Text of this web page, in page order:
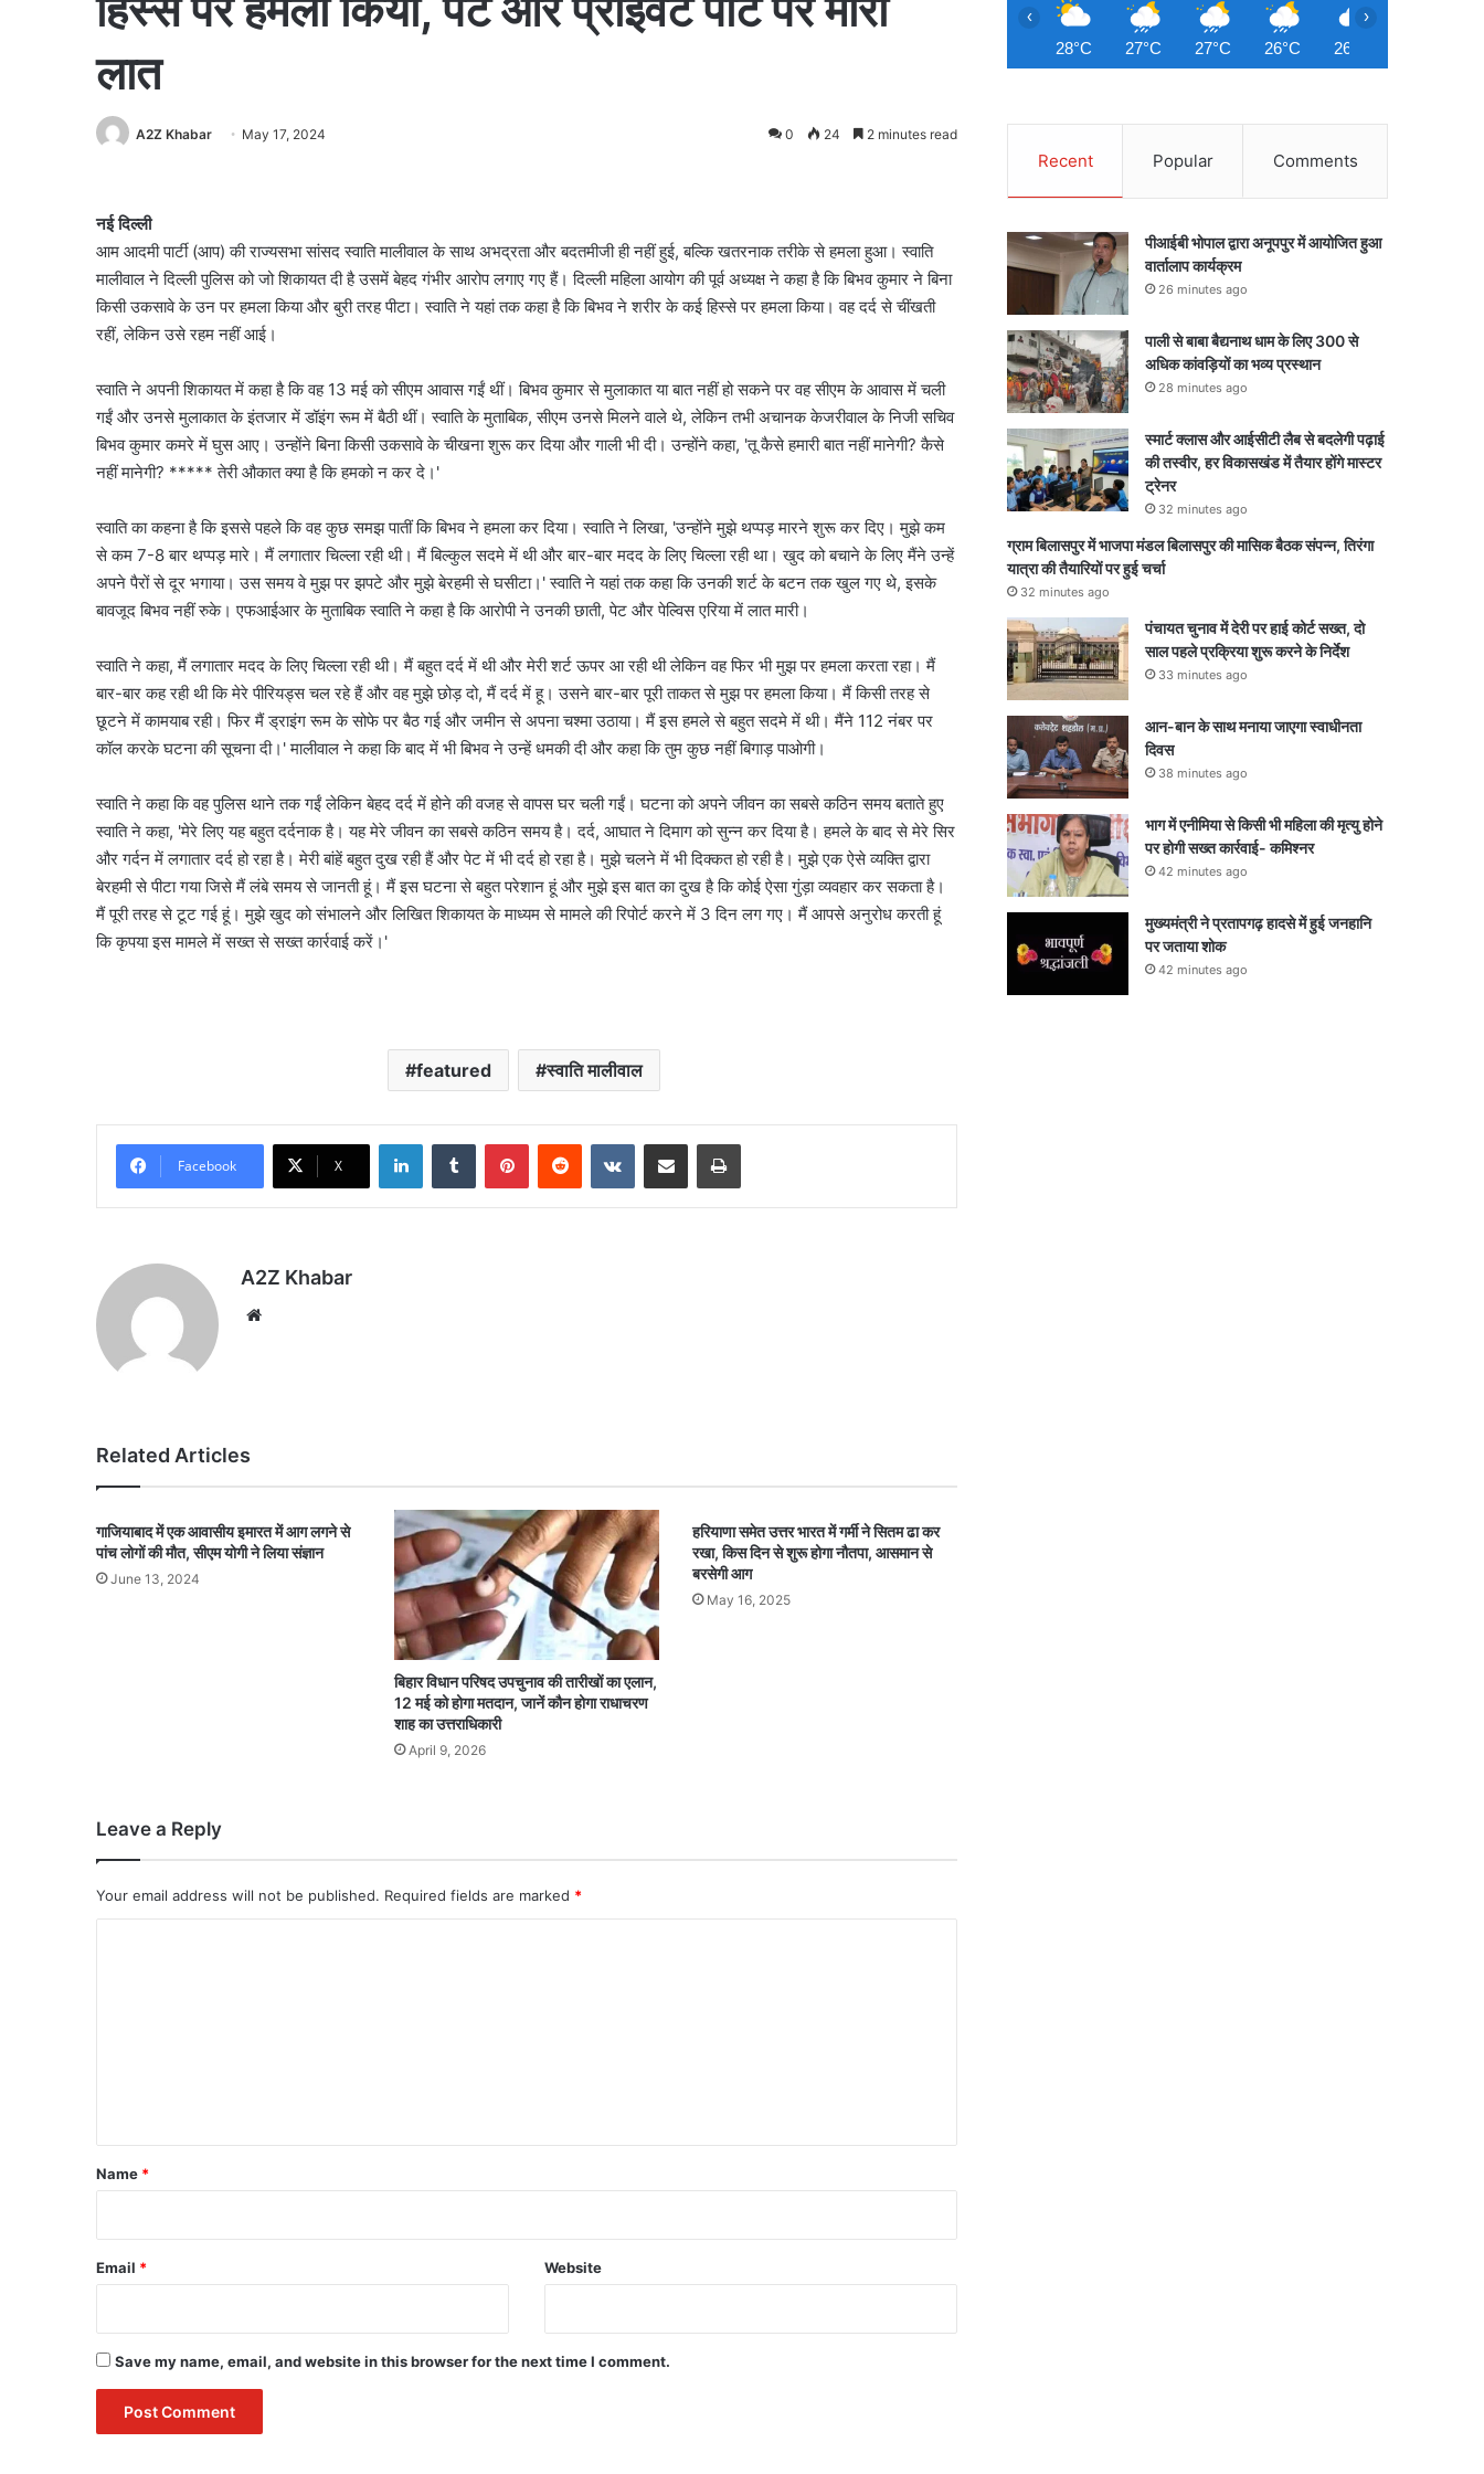
लात
A2Z Khabar May 17, 2024 0 24 2 minutes read
नई दिल्ली
आम आदमी पार्टी (आप) की राज्यसभा सांसद स्वाति मालीवाल के साथ अभद्रता और बदतमीजी ही नहीं हुई, बल्कि खतरनाक तरीके से हमला हुआ। स्वाति
मालीवाल ने दिल्ली पुलिस को जो शिकायत दी है उसमें बेहद गंभीर आरोप लगाए गए हैं। दिल्ली महिला आयोग की पूर्व अध्यक्ष ने कहा है कि बिभव कुमार ने बिना
किसी उकसावे के उन पर हमला किया और बुरी तरह पीटा। स्वाति ने यहां तक कहा है कि बिभव ने शरीर के कई हिस्से पर हमला किया। वह दर्द से चींखती
रहीं, लेकिन उसे रहम नहीं आई।
स्वाति ने अपनी शिकायत में कहा है कि वह 13 मई को सीएम आवास गईं थीं। बिभव कुमार से मुलाकात या बात नहीं हो सकने पर वह सीएम के आवास में चली
गईं और उनसे मुलाकात के इंतजार में डॉइंग रूम में बैठी थीं। स्वाति के मुताबिक, सीएम उनसे मिलने वाले थे, लेकिन तभी अचानक केजरीवाल के निजी सचिव
बिभव कुमार कमरे में घुस आए। उन्होंने बिना किसी उकसावे के चीखना शुरू कर दिया और गाली भी दी। उन्होंने कहा, 'तू कैसे हमारी बात नहीं मानेगी? कैसे
नहीं मानेगी? ***** तेरी औकात क्या है कि हमको न कर दे।'
स्वाति का कहना है कि इससे पहले कि वह कुछ समझ पातीं कि बिभव ने हमला कर दिया। स्वाति ने लिखा, 'उन्होंने मुझे थप्पड़ मारने शुरू कर दिए। मुझे कम
से कम 7-8 बार थप्पड़ मारे। मैं लगातार चिल्ला रही थी। मैं बिल्कुल सदमे में थी और बार-बार मदद के लिए चिल्ला रही था। खुद को बचाने के लिए मैंने उन्हें
अपने पैरों से दूर भगाया। उस समय वे मुझ पर झपटे और मुझे बेरहमी से घसीटा।' स्वाति ने यहां तक कहा कि उनकी शर्ट के बटन तक खुल गए थे, इसके
बावजूद बिभव नहीं रुके। एफआईआर के मुताबिक स्वाति ने कहा है कि आरोपी ने उनकी छाती, पेट और पेल्विस एरिया में लात मारी।
स्वाति ने कहा, मैं लगातार मदद के लिए चिल्ला रही थी। मैं बहुत दर्द में थी और मेरी शर्ट ऊपर आ रही थी लेकिन वह फिर भी मुझ पर हमला करता रहा। मैं
बार-बार कह रही थी कि मेरे पीरियड्स चल रहे हैं और वह मुझे छोड़ दो, मैं दर्द में हू। उसने बार-बार पूरी ताकत से मुझ पर हमला किया। मैं किसी तरह से
छूटने में कामयाब रही। फिर मैं ड्राइंग रूम के सोफे पर बैठ गई और जमीन से अपना चश्मा उठाया। मैं इस हमले से बहुत सदमे में थी। मैंने 112 नंबर पर
कॉल करके घटना की सूचना दी।' मालीवाल ने कहा कि बाद में भी बिभव ने उन्हें धमकी दी और कहा कि तुम कुछ नहीं बिगाड़ पाओगी।
स्वाति ने कहा कि वह पुलिस थाने तक गईं लेकिन बेहद दर्द में होने की वजह से वापस घर चली गईं। घटना को अपने जीवन का सबसे कठिन समय बताते हुए
स्वाति ने कहा, 'मेरे लिए यह बहुत दर्दनाक है। यह मेरे जीवन का सबसे कठिन समय है। दर्द, आघात ने दिमाग को सुन्न कर दिया है। हमले के बाद से मेरे सिर
और गर्दन में लगातार दर्द हो रहा है। मेरी बांहें बहुत दुख रही हैं और पेट में भी दर्द हो रहा है। मुझे चलने में भी दिक्कत हो रही है। मुझे एक ऐसे व्यक्ति द्वारा
बेरहमी से पीटा गया जिसे मैं लंबे समय से जानती हूं। मैं इस घटना से बहुत परेशान हूं और मुझे इस बात का दुख है कि कोई ऐसा गुंड़ा व्यवहार कर सकता है।
मैं पूरी तरह से टूट गई हूं। मुझे खुद को संभालने और लिखित शिकायत के माध्यम से मामले की रिपोर्ट करने में 3 दिन लग गए। मैं आपसे अनुरोध करती हूं
कि कृपया इस मामले में सख्त से सख्त कार्रवाई करें।'
featured स्वाति मालीवाल
Facebook X
LinkedInTumblr PinterestReddit VKontakteShare via Email Print
A2Z Khabar
Related Articles
गाजियाबाद में एक आवासीय इमारत में आग लगने से
पांच लोगों की मौत, सीएम योगी ने लिया संज्ञान
June 13, 2024
बिहार विधान परिषद उपचुनाव की तारीखों का एलान,
12 मई को होगा मतदान, जानें कौन होगा राधाचरण
शाह का उत्तराधिकारी
April 9, 2026
हरियाणा समेत उत्तर भारत में गर्मी ने सितम ढा कर
रखा, किस दिन से शुरू होगा नौतपा, आसमान से
बरसेगी आग
May 16, 2025
Leave a Reply
Your email address will not be published. Required fields are marked *
*
Name *
Email * Website
Save my name, email, and website in this browser for the next time I comment.
28°C 27°C 27°C 26°C 26°C
‹ ›
Recent Popular Comments
पीआईबी भोपाल द्वारा अनूपपुर में आयोजित हुआ
वार्तालाप कार्यक्रम
26 minutes ago
पाली से बाबा बैद्यनाथ धाम के लिए 300 से
अधिक कांवड़ियों का भव्य प्रस्थान
28 minutes ago
स्मार्ट क्लास और आईसीटी लैब से बदलेगी पढ़ाई
की तस्वीर, हर विकासखंड में तैयार होंगे मास्टर
ट्रेनर
32 minutes ago
ग्राम बिलासपुर में भाजपा मंडल बिलासपुर की मासिक बैठक संपन्न, तिरंगा
यात्रा की तैयारियों पर हुई चर्चा
32 minutes ago
पंचायत चुनाव में देरी पर हाई कोर्ट सख्त, दो
साल पहले प्रक्रिया शुरू करने के निर्देश
33 minutes ago
आन-बान के साथ मनाया जाएगा स्वाधीनता
दिवस
38 minutes ago
भाग में एनीमिया से किसी भी महिला की मृत्यु होने
पर होगी सख्त कार्रवाई- कमिश्नर
42 minutes ago
मुख्यमंत्री ने प्रतापगढ़ हादसे में हुई जनहानि
पर जताया शोक
42 minutes ago